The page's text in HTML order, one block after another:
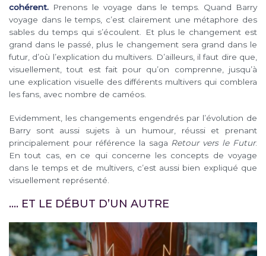
cohérent. Prenons le voyage dans le temps. Quand Barry
voyage dans le temps, c’est clairement une métaphore des
sables du temps qui s’écoulent. Et plus le changement est
grand dans le passé, plus le changement sera grand dans le
futur, d’où l’explication du multivers. D’ailleurs, il faut dire que,
visuellement, tout est fait pour qu’on comprenne, jusqu’à
une explication visuelle des différents multivers qui comblera
les fans, avec nombre de caméos.
Evidemment, les changements engendrés par l’évolution de
Barry sont aussi sujets à un humour, réussi et prenant
principalement pour référence la saga Retour vers le Futur.
En tout cas, en ce qui concerne les concepts de voyage
dans le temps et de multivers, c’est aussi bien expliqué que
visuellement représenté.
…. ET LE DÉBUT D’UN AUTRE